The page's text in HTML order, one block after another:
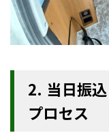
2. 当日振
プロセス